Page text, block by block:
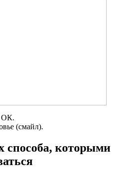
ОК.
(смайл).
способа, которыми